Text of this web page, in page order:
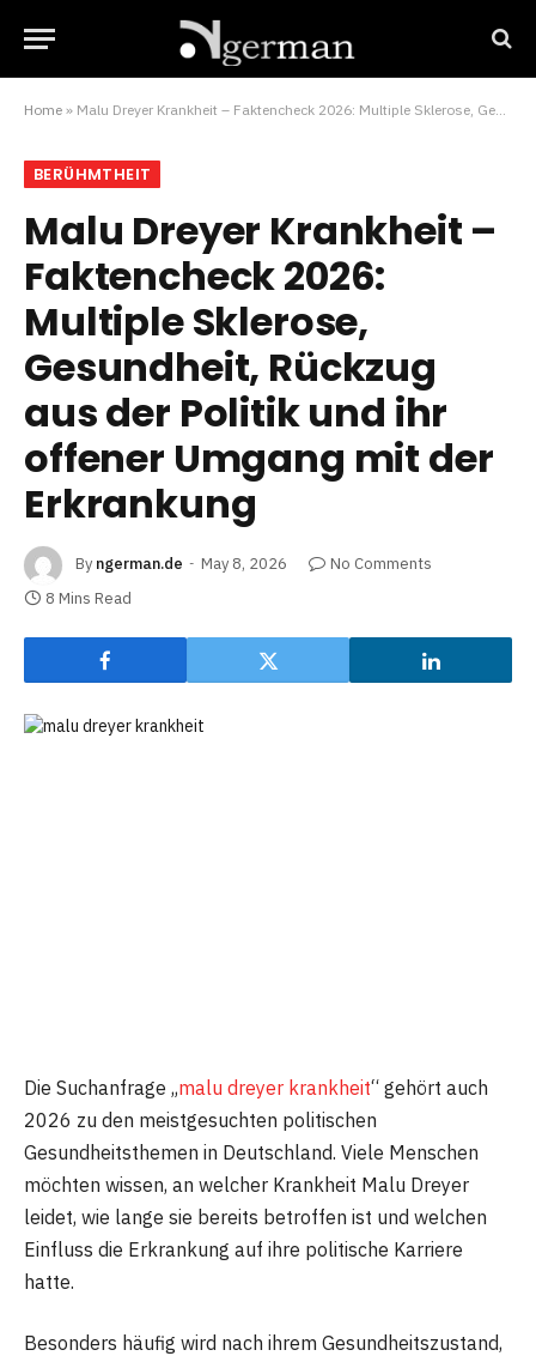
Home » Malu Dreyer Krankheit – Faktencheck 2026: Multiple Sklerose, Gesundheit, Rückzug aus der Politik und ihr offener Umgang mit der Erkrankung
BERÜHMTHEIT
Malu Dreyer Krankheit –
Faktencheck 2026:
Multiple Sklerose,
Gesundheit, Rückzug
aus der Politik und ihr
offener Umgang mit der
Erkrankung
By ngerman.de May 8, 2026
No Comments
8 Mins Read
Die Suchanfrage „malu dreyer krankheit“ gehört auch
2026 zu den meistgesuchten politischen
Gesundheitsthemen in Deutschland. Viele Menschen
möchten wissen, an welcher Krankheit Malu Dreyer
leidet, wie lange sie bereits betroffen ist und welchen
Einfluss die Erkrankung auf ihre politische Karriere
hatte.
Besonders häufig wird nach ihrem Gesundheitszustand,